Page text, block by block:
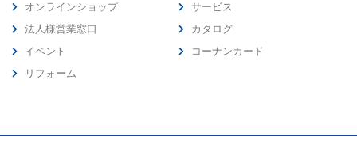
オンラインショップ
法人様営業窓口
イベント
リフォーム
サービス
カタログ
コーナンカード